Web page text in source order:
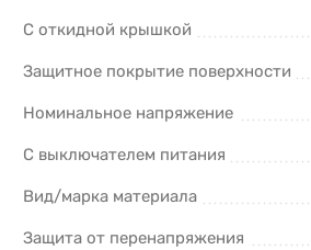
С откидной крышкой
Защитное покрытие поверхности
Номинальное напряжение
С выключателем питания
Вид/марка материала
Защита от перенапряжения